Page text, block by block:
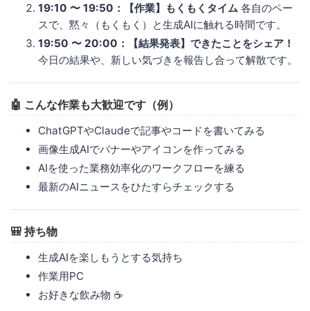
19:10 〜 19:50：【作業】もくもくタイム 各自のペー
スで、黙々（もくもく）と生成AIに触れる時間です。
19:50 〜 20:00：【結果発表】できたことをシェア！
今日の結果や、新しい気づきを報告し合って解散です。
🤖 こんな作業も大歓迎です（例）
ChatGPTやClaudeで記事やコードを書いてみる
画像生成AIでバナーやアイコンを作ってみる
AIを使った業務効率化のワークフローを練る
最新のAIニュースをひたすらチェックする
🎒 持ち物
生成AIを楽しもうとする気持ち
作業用PC
お好きな飲み物 ☕️